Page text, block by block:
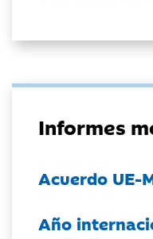
Informes
Acuerdo UE-
Año